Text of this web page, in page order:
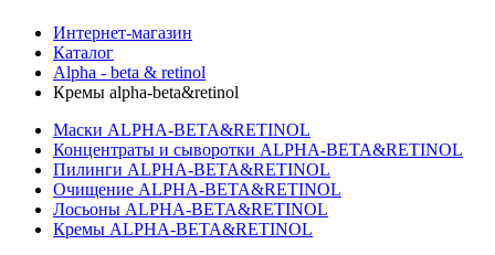
Интернет-магазин
Каталог
Alpha - beta & retinol
Кремы alpha-beta&retinol
Маски ALPHA-BETA&RETINOL
Концентраты и сыворотки ALPHA-BETA&RETINOL
Пилинги ALPHA-BETA&RETINOL
Очищение ALPHA-BETA&RETINOL
Лосьоны ALPHA-BETA&RETINOL
Кремы ALPHA-BETA&RETINOL